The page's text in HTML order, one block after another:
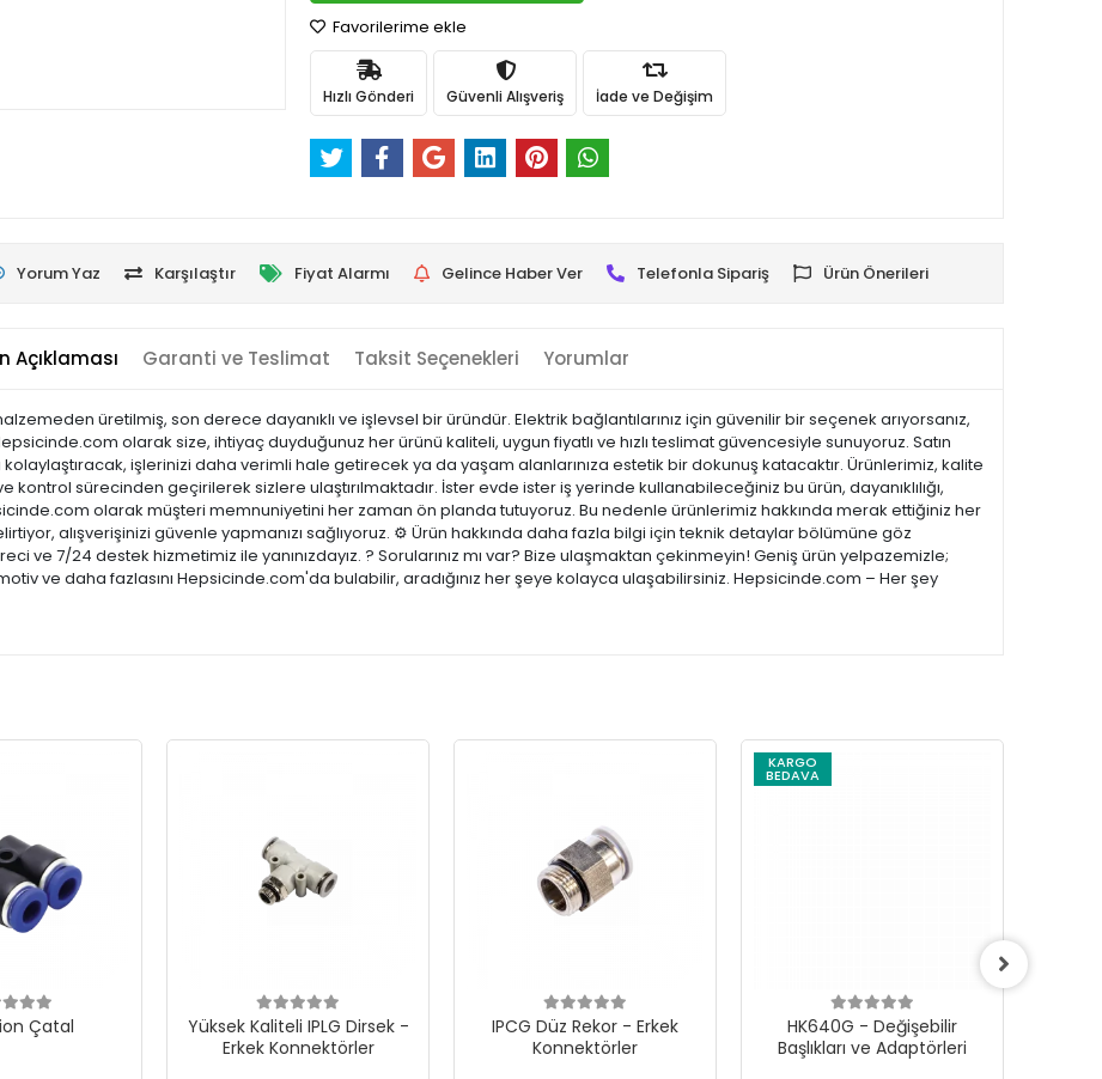
Favorilerime ekle
Hızlı Gönderi Güvenli Alışveriş İade ve Değişim
Yorum Yaz Karşılaştır Fiyat Alarmı Gelince Haber Ver Telefonla Sipariş Ürün Önerileri
Açıklaması Garanti ve Teslimat Taksit Seçenekleri Yorumlar
üretilmiş, son derece dayanıklı ve işlevsel bir üründür. Elektrik bağlantılarınız için güvenilir bir seçenek arıyorsanız,
olarak size, ihtiyaç duyduğunuz her ürünü kaliteli, uygun fiyatlı ve hızlı teslimat güvencesiyle sunuyoruz. Satın
kolaylaştıracak, işlerinizi daha verimli hale getirecek ya da yaşam alanlarınıza estetik bir dokunuş katacaktır. Ürünlerimiz, kalite
sürecinden geçirilerek sizlere ulaştırılmaktadır. İster evde ister iş yerinde kullanabileceğiniz bu ürün, dayanıklılığı,
olarak müşteri memnuniyetini her zaman ön planda tutuyoruz. Bu nedenle ürünlerimiz hakkında merak ettiğiniz her
alışverişinizi güvenle yapmanızı sağlıyoruz. ⚙️ Ürün hakkında daha fazla bilgi için teknik detaylar bölümüne göz
ve 7/24 destek hizmetimiz ile yanınızdayız. ? Sorularınız mı var? Bize ulaşmaktan çekinmeyin! Geniş ürün yelpazemizle;
ve daha fazlasını Hepsicinde.com'da bulabilir, aradığınız her şeye kolayca ulaşabilirsiniz. Hepsicinde.com – Her şey
Çatal
Yüksek Kaliteli IPLG Dirsek -
Erkek Konnektörler
IPCG Düz Rekor - Erkek
Konnektörler
KARGO
BEDAVA
HK640G - Değişebilir
Başlıkları ve Adaptörleri